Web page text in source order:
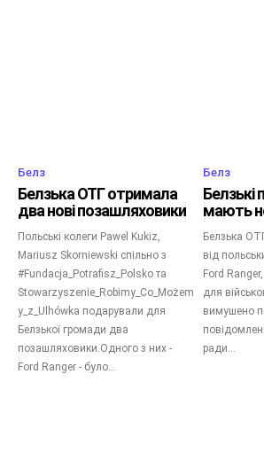
Белз
Белзька ОТГ отримала
два нові позашляховики
Польські колеги Pawel Kukiz,
Mariusz Skorniewski спільно з
#Fundacja_Potrafisz_Polsko та
Stowarzyszenie_Robimy_Co_Możem
y_z_Ulhówka подарували для
Белзької громади два
позашляховики.Одного з них -
Ford Ranger - було...
Белз
Белзькі
мають
Белзька
від
Ford
для
вимушено
ради...